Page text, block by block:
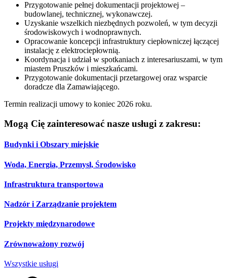
Przygotowanie pełnej dokumentacji projektowej –
budowlanej, technicznej, wykonawczej.
Uzyskanie wszelkich niezbędnych pozwoleń, w tym decyzji
środowiskowych i wodnoprawnych.
Opracowanie koncepcji infrastruktury ciepłowniczej łączącej
instalację z elektrociepłownią.
Koordynacja i udział w spotkaniach z interesariuszami, w tym
miastem Pruszków i mieszkańcami.
Przygotowanie dokumentacji przetargowej oraz wsparcie
doradcze dla Zamawiającego.
Termin realizacji umowy to koniec 2026 roku.
Mogą Cię zainteresować nasze usługi z zakresu:
Budynki i Obszary miejskie
Woda, Energia, Przemysł, Środowisko
Infrastruktura transportowa
Nadzór i Zarządzanie projektem
Projekty międzynarodowe
Zrównoważony rozwój
Wszystkie usługi